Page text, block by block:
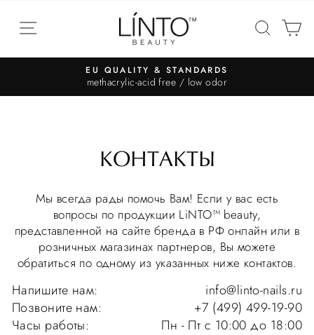
EU QUALITY & STANDARDS
methacrylic-acid free / low odor
КОНТАКТЫ
Мы всегда рады помочь Вам! Если у вас есть
вопросы по продукции LiNTO™ beauty,
представленной на сайте бренда в РФ онлайн или в
розничных магазинах партнеров, Вы можете
обратиться по одному из указанных ниже контактов.
Напишите нам:
info@linto-nails.ru
Позвоните нам:
+7 (499) 499-19-90
Часы работы:
Пн - Пт с 10:00 до 18:00